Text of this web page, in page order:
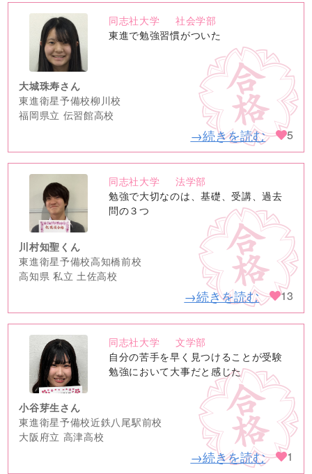
no
image
同志社大学
社会学部
東進で勉強習慣がついた
大城珠寿さん
東進衛星予備校柳川校
福岡県立 伝習館高校
→続きを読む 5
no
image
同志社大学
法学部
勉強で大切なのは、基礎、受講、過去
問の３つ
川村知聖くん
東進衛星予備校高知橋前校
高知県 私立 土佐高校
→続きを読む 13
no
image
同志社大学
文学部
自分の苦手を早く見つけることが受験
勉強において大事だと感じた
小谷芽生さん
東進衛星予備校近鉄八尾駅前校
大阪府立 高津高校
→続きを読む 1